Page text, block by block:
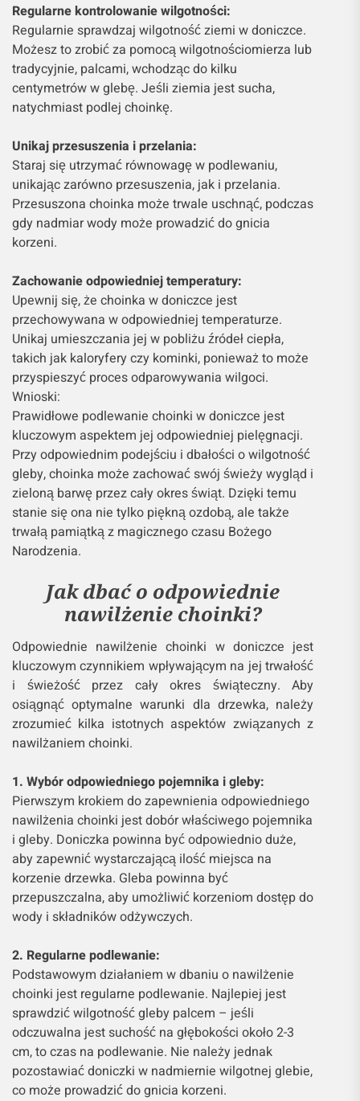
Regularne kontrolowanie wilgotności:
Regularnie sprawdzaj wilgotność ziemi w doniczce.
Możesz to zrobić za pomocą wilgotnościomierza lub
tradycyjnie, palcami, wchodząc do kilku
centymetrów w glebę. Jeśli ziemia jest sucha,
natychmiast podlej choinkę.
Unikaj przesuszenia i przelania:
Staraj się utrzymać równowagę w podlewaniu,
unikając zarówno przesuszenia, jak i przelania.
Przesuszona choinka może trwale uschnąć, podczas
gdy nadmiar wody może prowadzić do gnicia
korzeni.
Zachowanie odpowiedniej temperatury:
Upewnij się, że choinka w doniczce jest
przechowywana w odpowiedniej temperaturze.
Unikaj umieszczania jej w pobliżu źródeł ciepła,
takich jak kaloryfery czy kominki, ponieważ to może
przyspieszyć proces odparowywania wilgoci.
Wnioski:
Prawidłowe podlewanie choinki w doniczce jest
kluczowym aspektem jej odpowiedniej pielęgnacji.
Przy odpowiednim podejściu i dbałości o wilgotność
gleby, choinka może zachować swój świeży wygląd i
zieloną barwę przez cały okres świąt. Dzięki temu
stanie się ona nie tylko piękną ozdobą, ale także
trwałą pamiątką z magicznego czasu Bożego
Narodzenia.
Jak dbać o odpowiednie
nawilżenie choinki?
Odpowiednie nawilżenie choinki w doniczce jest
kluczowym czynnikiem wpływającym na jej trwałość
i świeżość przez cały okres świąteczny. Aby
osiągnąć optymalne warunki dla drzewka, należy
zrozumieć kilka istotnych aspektów związanych z
nawilżaniem choinki.
1. Wybór odpowiedniego pojemnika i gleby:
Pierwszym krokiem do zapewnienia odpowiedniego
nawilżenia choinki jest dobór właściwego pojemnika
i gleby. Doniczka powinna być odpowiednio duże,
aby zapewnić wystarczającą ilość miejsca na
korzenie drzewka. Gleba powinna być
przepuszczalna, aby umożliwić korzeniom dostęp do
wody i składników odżywczych.
2. Regularne podlewanie:
Podstawowym działaniem w dbaniu o nawilżenie
choinki jest regularne podlewanie. Najlepiej jest
sprawdzić wilgotność gleby palcem – jeśli
odczuwalna jest suchość na głębokości około 2-3
cm, to czas na podlewanie. Nie należy jednak
pozostawiać doniczki w nadmiernie wilgotnej glebie,
co może prowadzić do gnicia korzeni.